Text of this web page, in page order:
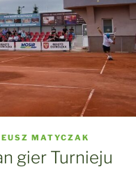
MATYCZAK
gier Turnieju